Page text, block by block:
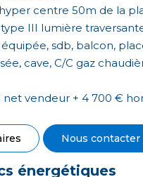
centre 50m de la
III lumière
sdb, balcon,
cave, C/C gaz
net vendeur + 4 700 €
Nous contacter
énergétiques